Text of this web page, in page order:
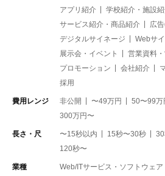
アプリ紹介
学校紹介・施設
サービス紹介・商品紹介
広
デジタルサイネージ
Webサ
展示会・イベント
営業資料
プロモーション
会社紹介
採用
費用レンジ 非公開 〜49万円 50〜99万
300万円〜
長さ・尺 〜15秒以内 15秒〜30秒
120秒〜
業種
Web/ITサービス・ソフトウェア